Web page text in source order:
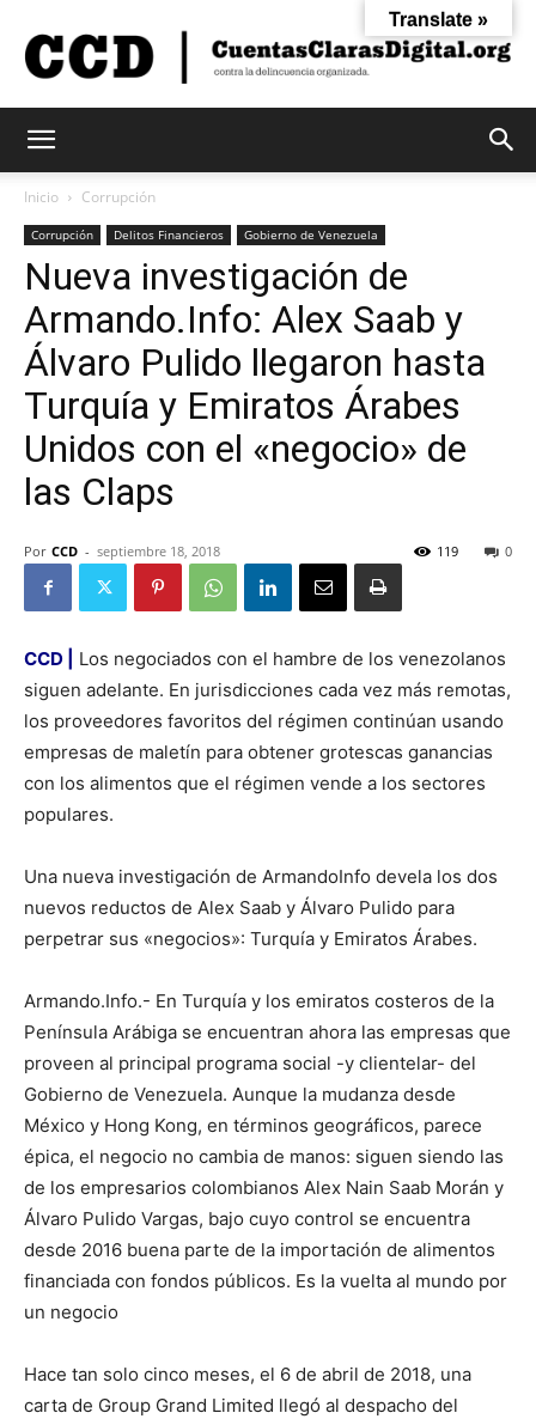
Claras
Digital
Inicio Corrupción
Corrupción Delitos Financieros Gobierno de Venezuela
Nueva investigación de
Armando.Info: Alex Saab y
Álvaro Pulido llegaron hasta
Turquía y Emiratos Árabes
Unidos con el «negocio» de
las Claps
Por CCD - septiembre 18, 2018 0
119
CCD |
Los negociados con el hambre de los venezolanos
siguen adelante. En jurisdicciones cada vez más remotas,
los proveedores favoritos del régimen continúan usando
empresas de maletín para obtener grotescas ganancias
con los alimentos que el régimen vende a los sectores
populares.
Una nueva investigación de ArmandoInfo devela los dos
nuevos reductos de Alex Saab y Álvaro Pulido para
perpetrar sus «negocios»: Turquía y Emiratos Árabes.
Armando.Info.- En Turquía y los emiratos costeros de la
Península Arábiga se encuentran ahora las empresas que
proveen al principal programa social -y clientelar- del
Gobierno de Venezuela. Aunque la mudanza desde
México y Hong Kong, en términos geográficos, parece
épica, el negocio no cambia de manos: siguen siendo las
de los empresarios colombianos Alex Nain Saab Morán y
Álvaro Pulido Vargas, bajo cuyo control se encuentra
desde 2016 buena parte de la importación de alimentos
financiada con fondos públicos. Es la vuelta al mundo por
un negocio
Hace tan solo cinco meses, el 6 de abril de 2018, una
carta de Group Grand Limited llegó al despacho del
Translate »